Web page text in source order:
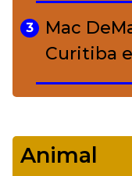
3
Mac
Curitiba
diverso a
Animal